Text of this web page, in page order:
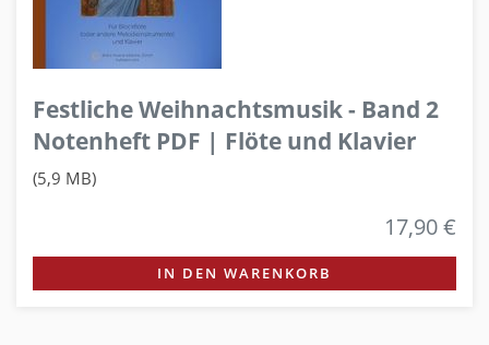
Festliche Weihnachtsmusik - Band 2
Notenheft PDF | Flöte und Klavier
(5,9 MB)
17,90 €
IN DEN WARENKORB